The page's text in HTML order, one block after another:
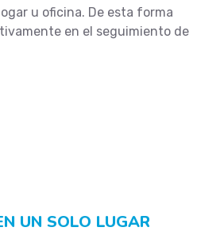
u oficina. De esta forma
en el seguimiento de
UN SOLO LUGAR